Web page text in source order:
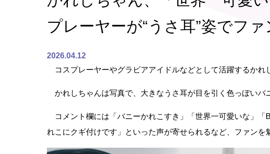
プレーヤーが“うさ耳”姿でファ
2026.04.12
コスプレーヤーやグラビアアイドルなどとして活躍するかれ
かれしちゃんは写真で、大きなうさ耳が目を引く色っぽいバ
コメント欄には「バニーかれこすき」「世界一可愛いな」
れこにクギ付けです」といった声が寄せられるなど、ファンを